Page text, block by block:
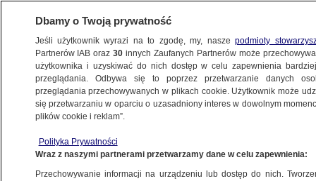
KONKRET24
ŚWIAT
Czy Mahomet był najpopularniejszym
imieniem dla dzieci w siedmiu
europejskich miastach?
Dbamy o Twoją prywatność
Jeśli użytkownik wyrazi na to zgodę, my, naszepodmioty
Partnerów IAB oraz30 innych Zaufanych Partnerów może
użytkownika i uzyskiwać do nich dostęp w celu zapewnienia
przeglądania. Odbywa się to poprzez przetwarzanie danych
przeglądania przechowywanych w plikach cookie. Użytkownik może
się przetwarzaniu w oparciu o uzasadniony interes w dowolnym
plików cookie i reklam”.
Polityka Prywatności
Wraz z naszymi partnerami przetwarzamy dane w celu zapewnienia:
Przechowywanie informacji na urządzeniu lub dostęp do nich.